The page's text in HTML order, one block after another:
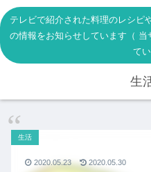
テレビで紹介された料理のレシピ
の情報をお知らせしています（
てい
生
生活
2020.05.23 2020.05.30